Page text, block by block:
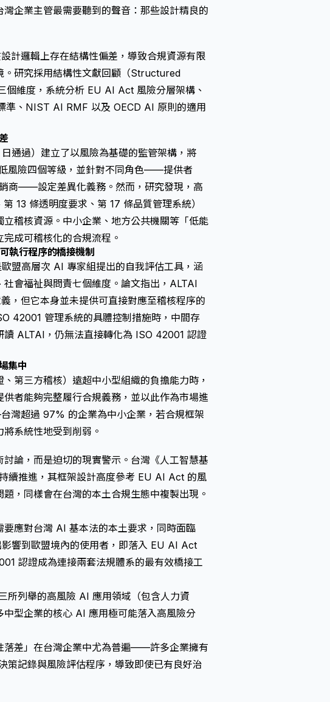
企業主管最需要聽到的聲音：那些設計精良的
計邏輯上存在結構性偏差，導致合規資源有限
。研究採用結構性文獻回顧（Structured
維度，系統分析 EU AI Act 風險分層架構、
準、NIST AI RMF 以及 OECD AI 原則的適用
通過）建立了以風險為基礎的監管架構，將
風險四個等級，並針對不同角色——提供者
商——設定差異化義務。然而，研究發現，高
13 條透明度要求、第 17 條品質管理系統）
稽核資源。中小企業、地方公共機關等「低能
成可稽核化的合規流程。
執行程序的橋接機制
高層次 AI 專家組提出的自我評估工具，涵
會福祉與問責七個維度。論文指出，ALTAI
，但它本身並未提供可直接對應至稽核程序的
42001 管理系統的具體控制措施時，中間存
ALTAI，仍無法直接轉化為 ISO 42001 認證
集中
第三方稽核）遠超中小型組織的負擔能力時，
者能夠完整履行合規義務，並以此作為市場進
灣超過 97% 的企業為中小企業，若合規框架
系統性地受到削弱。
論，而是迫切的現實警示。台灣《人工智慧基
續推進，其框架設計高度參考 EU AI Act 的風
，同樣會在台灣的本土合規生態中複製出現。
要應對台灣 AI 基本法的本土要求，同時面臨
響到歐盟境內的使用者，即落入 EU AI Act
認證成為連接兩套法規體系的最有效橋接工
所列舉的高風險 AI 應用領域（包含人力資
型企業的核心 AI 應用極可能落入高風險分
落差」在台灣企業中尤為普遍——許多企業擁有
策記錄與風險評估程序，導致即使已有良好治